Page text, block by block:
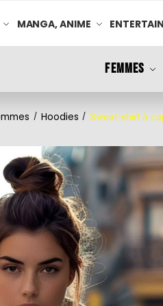
MANGA, ANIME
FEMMES
/ Hoodies / Sweat-shirt à